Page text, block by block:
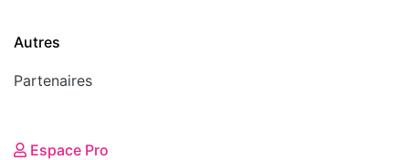
Autres
Partenaires
Espace Pro